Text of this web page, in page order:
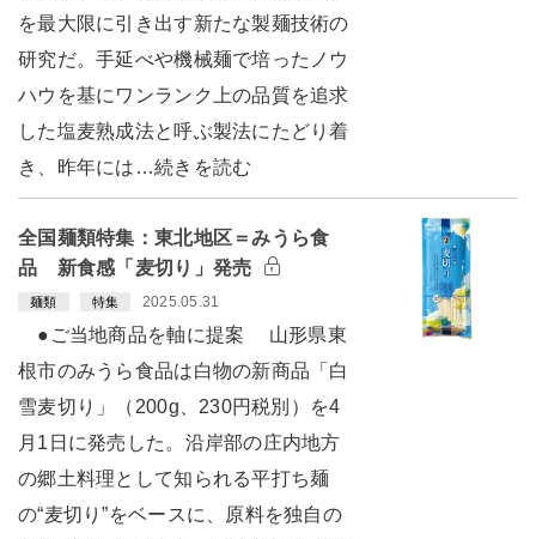
を最大限に引き出す新たな製麺技術の
研究だ。手延べや機械麺で培ったノウ
ハウを基にワンランク上の品質を追求
した塩麦熟成法と呼ぶ製法にたどり着
き、昨年には…続きを読む
全国麺類特集：東北地区＝みうら食
品 新食感「麦切り」発売
麺類 特集 2025.05.31
●ご当地商品を軸に提案 山形県東
根市のみうら食品は白物の新商品「白
雪麦切り」（200g、230円税別）を4
月1日に発売した。沿岸部の庄内地方
の郷土料理として知られる平打ち麺
の“麦切り”をベースに、原料を独自の